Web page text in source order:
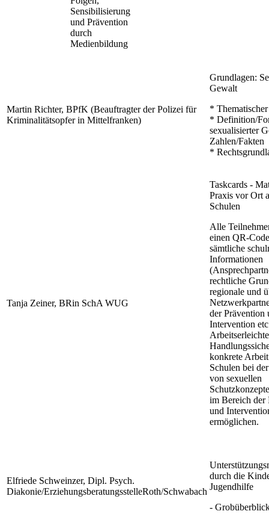
Sensibilisierung
und Prävention
durch
Medienbildung
Martin Richter, BPfK (Beauftragter der Polizei für
Kriminalitätsopfer in Mittelfranken)
Grundlagen:
Gewalt
*
* Definition/
sexualisierter
Zahlen/Fakten
*
Tanja Zeiner, BRin SchA WUG
Taskcards -
Praxis vor Ort
Schulen
Alle
einen QR-
sämtliche
Informationen
rechtliche
regionale und
der Prävention
Intervention
konkrete
Schulen bei
von sexuellen
im Bereich der
und
ermöglichen.
Elfriede Schweinzer, Dipl. Psych.
Diakonie/ErziehungsberatungsstelleRoth/Schwabach
durch die
Jugendhilfe
-